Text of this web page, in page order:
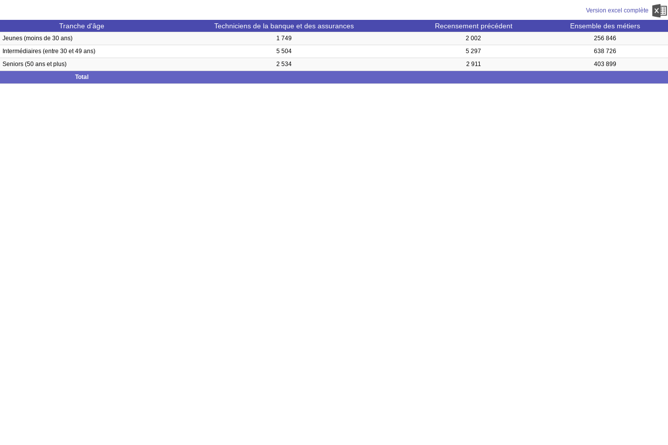
Version excel complète
Tranche d'âge Techniciens de la banque et des assurances Recensement précédent Ensemble des métiers
Jeunes (moins de 30 ans) 1 749 2 002
256 846
Intermédiaires (entre 30 et 49 ans)
5 504 5 297
638 726
Seniors (50 ans et plus)
2 534 2 911
403 899
Total